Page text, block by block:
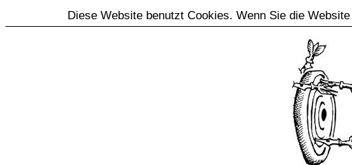
Diese Website benutzt Cookies. Wenn Sie die